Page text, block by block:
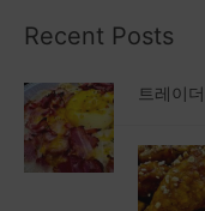
Recent Posts
트레이